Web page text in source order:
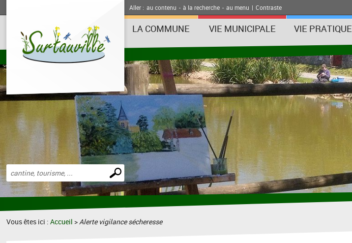
Aller : au contenu - à la recherche - au menu | Contraste
LA COMMUNE VIE MUNICIPALE VIE PRATIQUE
Effectuer
une
recherche
Vous êtes ici :Accueil >Alerte vigilance sécheresse